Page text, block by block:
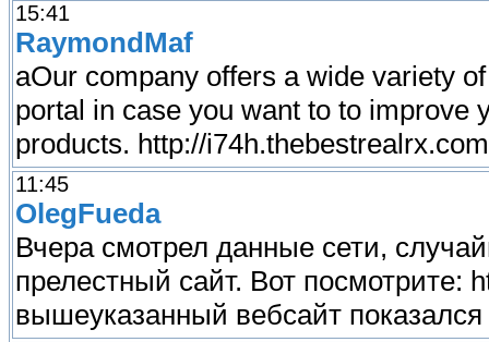
15:41
RaymondMaf
aOur company offers a wide variety
portal in case you want to to improve
products. http://
11:45
OlegFueda
Вчера смотрел данные сети,
прелестный сайт. Вот посмотрите:
вышеуказанный вебсайт